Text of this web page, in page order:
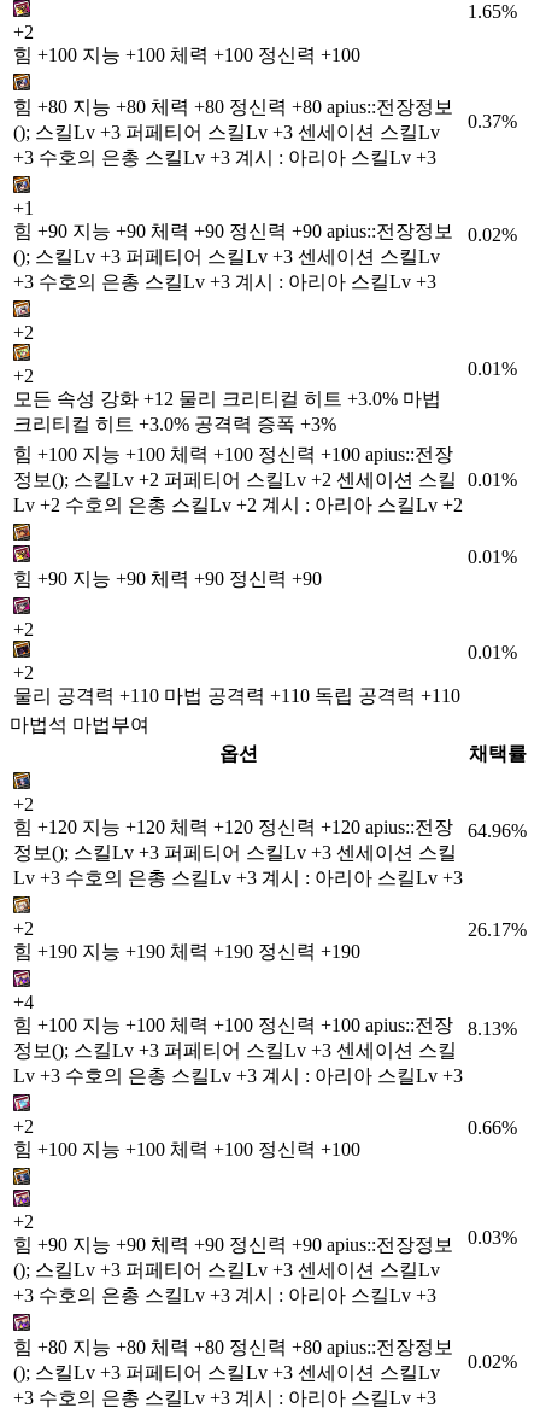
+2
힘 +100 지능 +100 체력 +100 정신력 +100
1.65%
힘 +80 지능 +80 체력 +80 정신력 +80 apius::전장정보
(); 스킬Lv +3 퍼페티어 스킬Lv +3 센세이션 스킬Lv
+3 수호의 은총 스킬Lv +3 계시 : 아리아 스킬Lv +3
0.37%
+1
힘 +90 지능 +90 체력 +90 정신력 +90 apius::전장정보
(); 스킬Lv +3 퍼페티어 스킬Lv +3 센세이션 스킬Lv
+3 수호의 은총 스킬Lv +3 계시 : 아리아 스킬Lv +3
0.02%
+2
+2
모든 속성 강화 +12 물리 크리티컬 히트 +3.0% 마법
크리티컬 히트 +3.0% 공격력 증폭 +3%
0.01%
힘 +100 지능 +100 체력 +100 정신력 +100 apius::전장
정보(); 스킬Lv +2 퍼페티어 스킬Lv +2 센세이션 스킬
Lv +2 수호의 은총 스킬Lv +2 계시 : 아리아 스킬Lv +2
0.01%
힘 +90 지능 +90 체력 +90 정신력 +90
0.01%
+2
+2
물리 공격력 +110 마법 공격력 +110 독립 공격력 +110
0.01%
마법석 마법부여
옵션
채택률
+2
힘 +120 지능 +120 체력 +120 정신력 +120 apius::전장
정보(); 스킬Lv +3 퍼페티어 스킬Lv +3 센세이션 스킬
Lv +3 수호의 은총 스킬Lv +3 계시 : 아리아 스킬Lv +3
64.96%
+2
힘 +190 지능 +190 체력 +190 정신력 +190
26.17%
+4
힘 +100 지능 +100 체력 +100 정신력 +100 apius::전장
정보(); 스킬Lv +3 퍼페티어 스킬Lv +3 센세이션 스킬
Lv +3 수호의 은총 스킬Lv +3 계시 : 아리아 스킬Lv +3
8.13%
+2
힘 +100 지능 +100 체력 +100 정신력 +100
0.66%
+2
힘 +90 지능 +90 체력 +90 정신력 +90 apius::전장정보
(); 스킬Lv +3 퍼페티어 스킬Lv +3 센세이션 스킬Lv
+3 수호의 은총 스킬Lv +3 계시 : 아리아 스킬Lv +3
0.03%
힘 +80 지능 +80 체력 +80 정신력 +80 apius::전장정보
(); 스킬Lv +3 퍼페티어 스킬Lv +3 센세이션 스킬Lv
+3 수호의 은총 스킬Lv +3 계시 : 아리아 스킬Lv +3
0.02%